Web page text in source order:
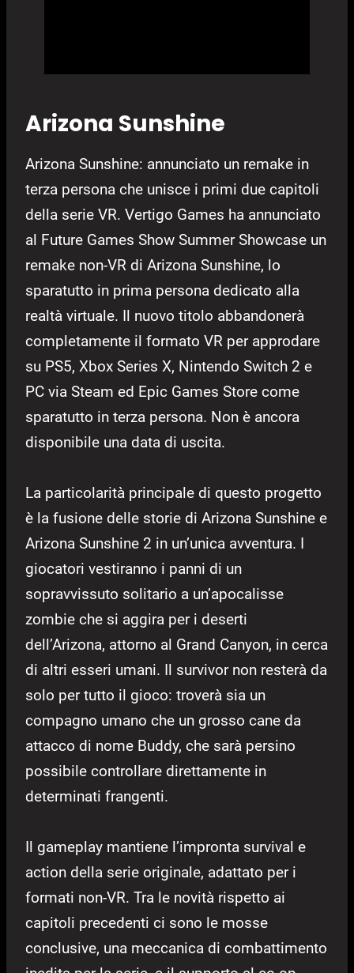
Arizona Sunshine
Arizona Sunshine: annunciato un remake in
terza persona che unisce i primi due capitoli
della serie VR. Vertigo Games ha annunciato
al Future Games Show Summer Showcase un
remake non-VR di Arizona Sunshine, lo
sparatutto in prima persona dedicato alla
realtà virtuale. Il nuovo titolo abbandonerà
completamente il formato VR per approdare
su PS5, Xbox Series X, Nintendo Switch 2 e
PC via Steam ed Epic Games Store come
sparatutto in terza persona. Non è ancora
disponibile una data di uscita.
La particolarità principale di questo progetto
è la fusione delle storie di Arizona Sunshine e
Arizona Sunshine 2 in un’unica avventura. I
giocatori vestiranno i panni di un
sopravvissuto solitario a un’apocalisse
zombie che si aggira per i deserti
dell’Arizona, attorno al Grand Canyon, in cerca
di altri esseri umani. Il survivor non resterà da
solo per tutto il gioco: troverà sia un
compagno umano che un grosso cane da
attacco di nome Buddy, che sarà persino
possibile controllare direttamente in
determinati frangenti.
Il gameplay mantiene l’impronta survival e
action della serie originale, adattato per i
formati non-VR. Tra le novità rispetto ai
capitoli precedenti ci sono le mosse
conclusive, una meccanica di combattimento